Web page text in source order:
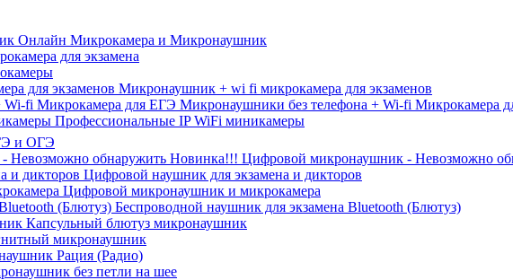
Онлайн Микрокамера и Микронаушник
для экзамена
Микронаушник + wi fi микрокамера для экзаменов
Микронаушники без телефона + Wi-fi Микрокамера
Профессиональные IP WiFi миникамеры
и ОГЭ
Новинка!!! Цифровой микронаушник - Невозможно
Цифровой наушник для экзамена и дикторов
Цифровой микронаушник и микрокамера
Беспроводной наушник для экзамена Bluetooth (Блютуз)
Капсульный блютуз микронаушник
микронаушник
Рация (Радио)
без петли на шее